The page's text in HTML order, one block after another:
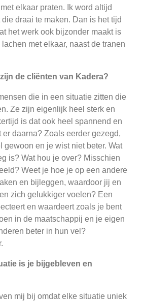
elkaar praten. Ik word altijd
draai te maken. Dan is het tijd
het werk ook bijzonder maakt is
met elkaar, naast de tranen
de cliënten van Kadera?
die in een situatie zitten die
Ze zijn eigenlijk heel sterk en
is dat ook heel spannend en
er daarna? Zoals eerder gezegd,
gewoon en je wist niet beter. Wat
is? Wat hou je over? Misschien
Weet je hoe je op een andere
en bijleggen, waardoor jij en
zich gelukkiger voelen? Een
en waardeert zoals je bent
in de maatschappij en je eigen
beter in hun vel?
is je bijgebleven en
mij bij omdat elke situatie uniek